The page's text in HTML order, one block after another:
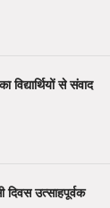
से संवाद
दिवस उत्साहपूर्वक